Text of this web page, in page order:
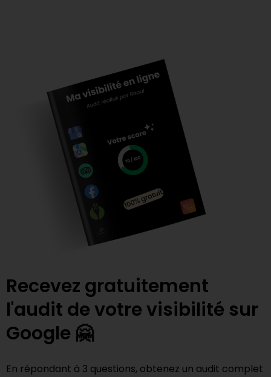
Recevez gratuitement
l'audit de votre visibilité sur
Google 🤗
En répondant à 3 questions, obtenez un audit complet